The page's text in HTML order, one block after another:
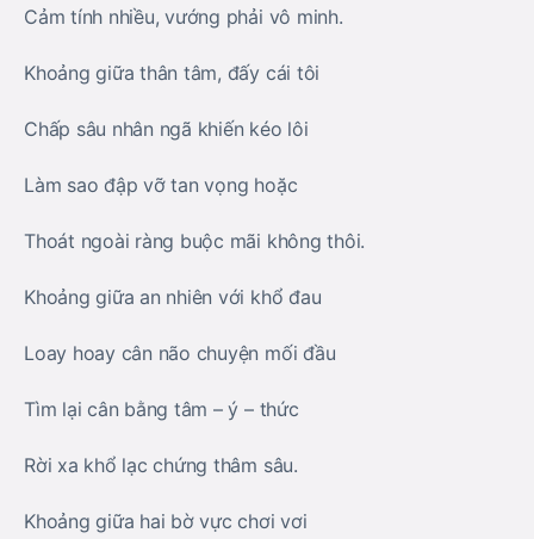
Cảm tính nhiều, vướng phải vô minh.
Khoảng giữa thân tâm, đấy cái tôi
Chấp sâu nhân ngã khiến kéo lôi
Làm sao đập vỡ tan vọng hoặc
Thoát ngoài ràng buộc mãi không thôi.
Khoảng giữa an nhiên với khổ đau
Loay hoay cân não chuyện mối đầu
Tìm lại cân bằng tâm – ý – thức
Rời xa khổ lạc chứng thâm sâu.
Khoảng giữa hai bờ vực chơi vơi